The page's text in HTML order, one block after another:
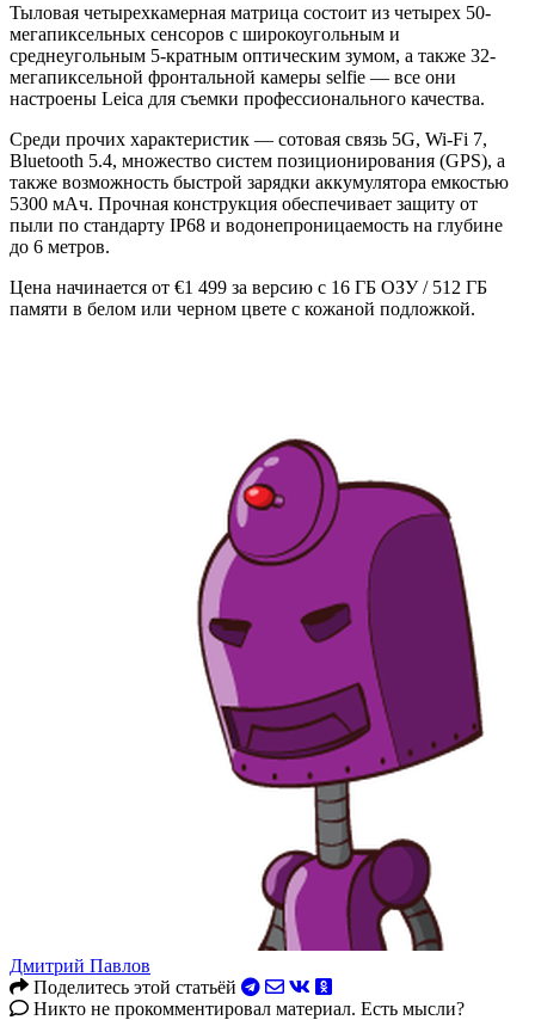
Тыловая четырехкамерная матрица состоит из четырех 50-
мегапиксельных сенсоров с широкоугольным и
среднеугольным 5-кратным оптическим зумом, а также 32-
мегапиксельной фронтальной камеры selfie — все они
настроены Leica для съемки профессионального качества.
Среди прочих характеристик — сотовая связь 5G, Wi-Fi 7,
Bluetooth 5.4, множество систем позиционирования (GPS), а
также возможность быстрой зарядки аккумулятора емкостью
5300 мАч. Прочная конструкция обеспечивает защиту от
пыли по стандарту IP68 и водонепроницаемость на глубине
до 6 метров.
Цена начинается от €1 499 за версию с 16 ГБ ОЗУ / 512 ГБ
памяти в белом или черном цвете с кожаной подложкой.
Дмитрий Павлов
Поделитесь этой статьёй
Никто не прокомментировал материал. Есть мысли?